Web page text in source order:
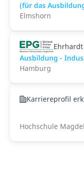
(für das
Elmshorn
Ausbildung -
Hamburg
Karriereprofil
Hochschule